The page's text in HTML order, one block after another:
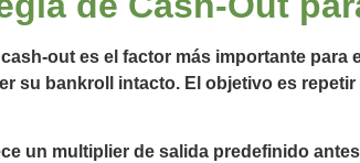
es el factor más importante
su bankroll intacto. El objetivo es
un multiplier de salida predefinido